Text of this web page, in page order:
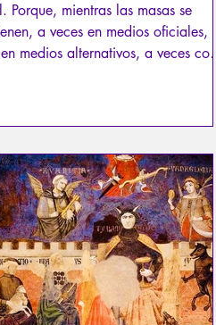
Porque, mientras las masas se
a veces en medios oficiales, a
medios alternativos, a veces con